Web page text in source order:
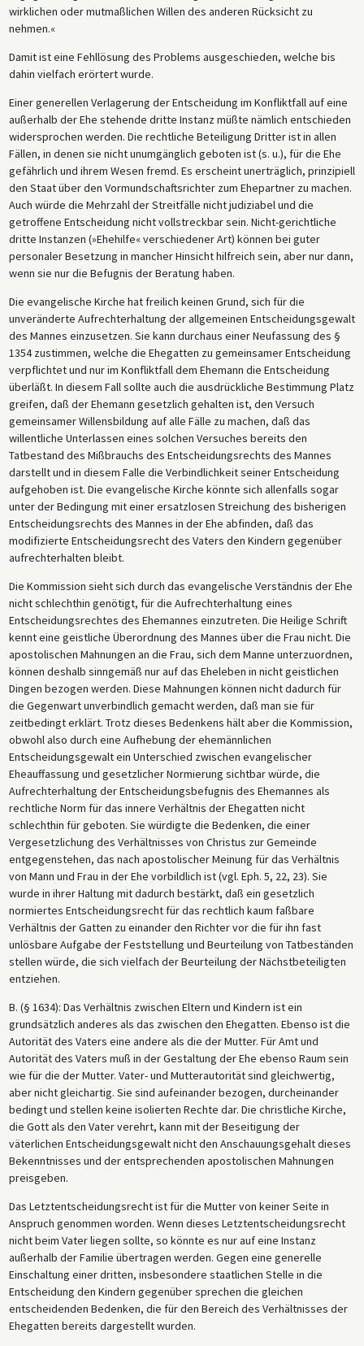
wirklichen oder mutmaßlichen Willen des anderen Rücksicht zu
nehmen.«
Damit ist eine Fehllösung des Problems ausgeschieden, welche bis
dahin vielfach erörtert wurde.
Einer generellen Verlagerung der Entscheidung im Konfliktfall auf eine
außerhalb der Ehe stehende dritte Instanz müßte nämlich entschieden
widersprochen werden. Die rechtliche Beteiligung Dritter ist in allen
Fällen, in denen sie nicht unumgänglich geboten ist (s. u.), für die Ehe
gefährlich und ihrem Wesen fremd. Es erscheint unerträglich, prinzipiell
den Staat über den Vormundschaftsrichter zum Ehepartner zu machen.
Auch würde die Mehrzahl der Streitfälle nicht judiziabel und die
getroffene Entscheidung nicht vollstreckbar sein. Nicht-gerichtliche
dritte Instanzen (»Ehehilfe« verschiedener Art) können bei guter
personaler Besetzung in mancher Hinsicht hilfreich sein, aber nur dann,
wenn sie nur die Befugnis der Beratung haben.
Die evangelische Kirche hat freilich keinen Grund, sich für die
unveränderte Aufrechterhaltung der allgemeinen Entscheidungsgewalt
des Mannes einzusetzen. Sie kann durchaus einer Neufassung des §
1354 zustimmen, welche die Ehegatten zu gemeinsamer Entscheidung
verpflichtet und nur im Konfliktfall dem Ehemann die Entscheidung
überläßt. In diesem Fall sollte auch die ausdrückliche Bestimmung Platz
greifen, daß der Ehemann gesetzlich gehalten ist, den Versuch
gemeinsamer Willensbildung auf alle Fälle zu machen, daß das
willentliche Unterlassen eines solchen Versuches bereits den
Tatbestand des Mißbrauchs des Entscheidungsrechts des Mannes
darstellt und in diesem Falle die Verbindlichkeit seiner Entscheidung
aufgehoben ist. Die evangelische Kirche könnte sich allenfalls sogar
unter der Bedingung mit einer ersatzlosen Streichung des bisherigen
Entscheidungsrechts des Mannes in der Ehe abfinden, daß das
modifizierte Entscheidungsrecht des Vaters den Kindern gegenüber
aufrechterhalten bleibt.
Die Kommission sieht sich durch das evangelische Verständnis der Ehe
nicht schlechthin genötigt, für die Aufrechterhaltung eines
Entscheidungsrechtes des Ehemannes einzutreten. Die Heilige Schrift
kennt eine geistliche Überordnung des Mannes über die Frau nicht. Die
apostolischen Mahnungen an die Frau, sich dem Manne unterzuordnen,
können deshalb sinngemäß nur auf das Eheleben in nicht geistlichen
Dingen bezogen werden. Diese Mahnungen können nicht dadurch für
die Gegenwart unverbindlich gemacht werden, daß man sie für
zeitbedingt erklärt. Trotz dieses Bedenkens hält aber die Kommission,
obwohl also durch eine Aufhebung der ehemännlichen
Entscheidungsgewalt ein Unterschied zwischen evangelischer
Eheauffassung und gesetzlicher Normierung sichtbar würde, die
Aufrechterhaltung der Entscheidungsbefugnis des Ehemannes als
rechtliche Norm für das innere Verhältnis der Ehegatten nicht
schlechthin für geboten. Sie würdigte die Bedenken, die einer
Vergesetzlichung des Verhältnisses von Christus zur Gemeinde
entgegenstehen, das nach apostolischer Meinung für das Verhältnis
von Mann und Frau in der Ehe vorbildlich ist (vgl. Eph. 5, 22, 23). Sie
wurde in ihrer Haltung mit dadurch bestärkt, daß ein gesetzlich
normiertes Entscheidungsrecht für das rechtlich kaum faßbare
Verhältnis der Gatten zu einander den Richter vor die für ihn fast
unlösbare Aufgabe der Feststellung und Beurteilung von Tatbeständen
stellen würde, die sich vielfach der Beurteilung der Nächstbeteiligten
entziehen.
B. (§ 1634): Das Verhältnis zwischen Eltern und Kindern ist ein
grundsätzlich anderes als das zwischen den Ehegatten. Ebenso ist die
Autorität des Vaters eine andere als die der Mutter. Für Amt und
Autorität des Vaters muß in der Gestaltung der Ehe ebenso Raum sein
wie für die der Mutter. Vater- und Mutterautorität sind gleichwertig,
aber nicht gleichartig. Sie sind aufeinander bezogen, durcheinander
bedingt und stellen keine isolierten Rechte dar. Die christliche Kirche,
die Gott als den Vater verehrt, kann mit der Beseitigung der
väterlichen Entscheidungsgewalt nicht den Anschauungsgehalt dieses
Bekenntnisses und der entsprechenden apostolischen Mahnungen
preisgeben.
Das Letztentscheidungsrecht ist für die Mutter von keiner Seite in
Anspruch genommen worden. Wenn dieses Letztentscheidungsrecht
nicht beim Vater liegen sollte, so könnte es nur auf eine Instanz
außerhalb der Familie übertragen werden. Gegen eine generelle
Einschaltung einer dritten, insbesondere staatlichen Stelle in die
Entscheidung den Kindern gegenüber sprechen die gleichen
entscheidenden Bedenken, die für den Bereich des Verhältnisses der
Ehegatten bereits dargestellt wurden.